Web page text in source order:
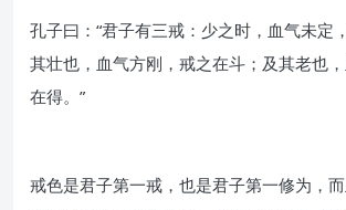
孔子曰：“君子有三戒：少之时，血气未定
其壮也，血气方刚，戒之在斗；及其老也
在得。”
戒色是君子第一戒，也是君子第一修为，